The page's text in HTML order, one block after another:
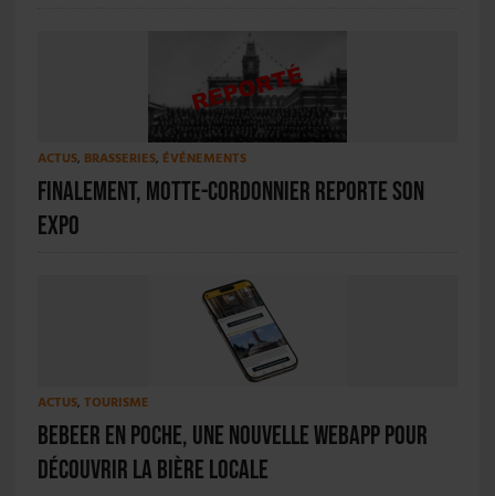
ACTUS, BRASSERIES, ÉVÉNEMENTS
Finalement, Motte-Cordonnier reporte son
expo
ACTUS, TOURISME
beBeer en poche, une nouvelle webapp pour
découvrir la bière locale